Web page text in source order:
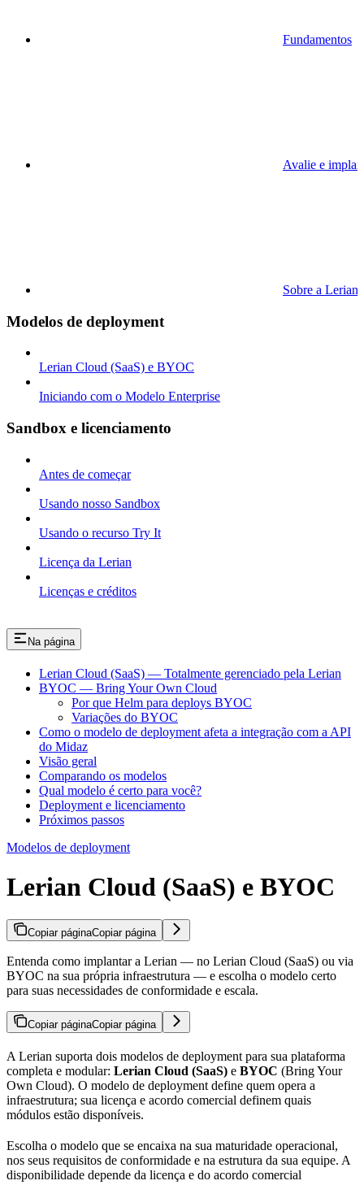
Fundamentos
Avalie e
Sobre a Lerian
Modelos de deployment
Lerian Cloud (SaaS) e BYOC
Iniciando com o Modelo Enterprise
Sandbox e licenciamento
Antes de começar
Usando nosso Sandbox
Usando o recurso Try It
Licença da Lerian
Licenças e créditos
Na página
Lerian Cloud (SaaS) — Totalmente gerenciado pela Lerian
BYOC — Bring Your Own Cloud
Por que Helm para deploys BYOC
Variações do BYOC
Como o modelo de deployment afeta a integração com a API
do Midaz
Visão geral
Comparando os modelos
Qual modelo é certo para você?
Deployment e licenciamento
Próximos passos
Modelos de deployment
Lerian Cloud (SaaS) e BYOC
Copiar páginaCopiar página
Entenda como implantar a Lerian — no Lerian Cloud (SaaS) ou via
BYOC na sua própria infraestrutura — e escolha o modelo certo
para suas necessidades de conformidade e escala.
Copiar páginaCopiar página
A Lerian suporta dois modelos de deployment para sua plataforma
completa e modular: Lerian Cloud (SaaS) e BYOC (Bring Your
Own Cloud). O modelo de deployment define quem opera a
infraestrutura; sua licença e acordo comercial definem quais
módulos estão disponíveis.
Escolha o modelo que se encaixa na sua maturidade operacional,
nos seus requisitos de conformidade e na estrutura da sua equipe. A
disponibilidade depende da licença e do acordo comercial